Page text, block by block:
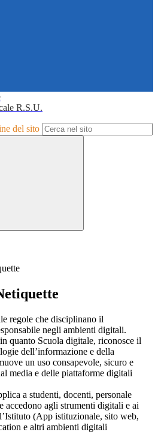
R.S.U.
del sito
regole che disciplinano il
negli ambienti digitali.
quanto Scuola digitale, riconosce il
dell’informazione e della
un uso consapevole, sicuro e
media e delle piattaforme digitali
a studenti, docenti, personale
accedono agli strumenti digitali e ai
(App istituzionale, sito web,
e altri ambienti digitali